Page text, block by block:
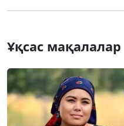
Ұқсас мақалалар